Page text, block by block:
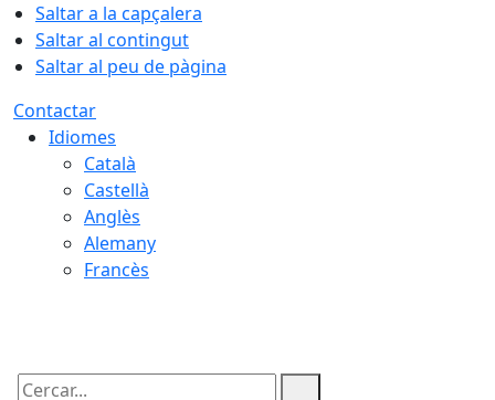
Saltar a la capçalera
Saltar al contingut
Saltar al peu de pàgina
Contactar
Idiomes
Català
Castellà
Anglès
Alemany
Francès